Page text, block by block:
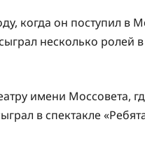
когда он поступил в
несколько ролей
имени Моссовета,
в спектакле